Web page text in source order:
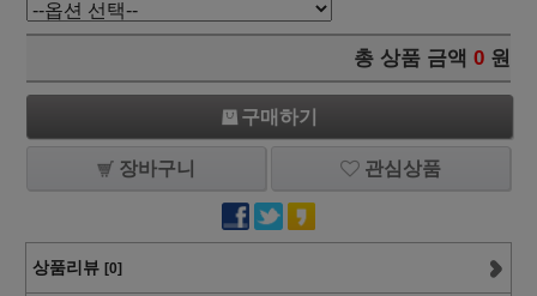
총 상품 금액 0 원
구매하기
장바구니 관심상품
상품리뷰 [0]